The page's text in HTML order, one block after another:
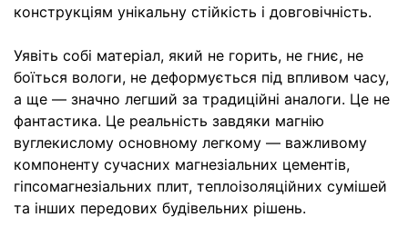
конструкціям унікальну стійкість і довговічність.
Уявіть собі матеріал, який не горить, не гниє, не
боїться вологи, не деформується під впливом часу,
а ще — значно легший за традиційні аналоги. Це не
фантастика. Це реальність завдяки магнію
вуглекислому основному легкому — важливому
компоненту сучасних магнезіальних цементів,
гіпсомагнезіальних плит, теплоізоляційних сумішей
та інших передових будівельних рішень.